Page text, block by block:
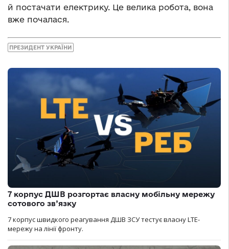
й постачати електрику. Це велика робота, вона
вже почалася.
ПРЕЗИДЕНТ УКРАЇНИ
7 корпус ДШВ розгортає власну мобільну мережу
сотового зв’язку
7 корпус швидкого реагування ДШВ ЗСУ тестує власну LTE-
мережу на лінії фронту.